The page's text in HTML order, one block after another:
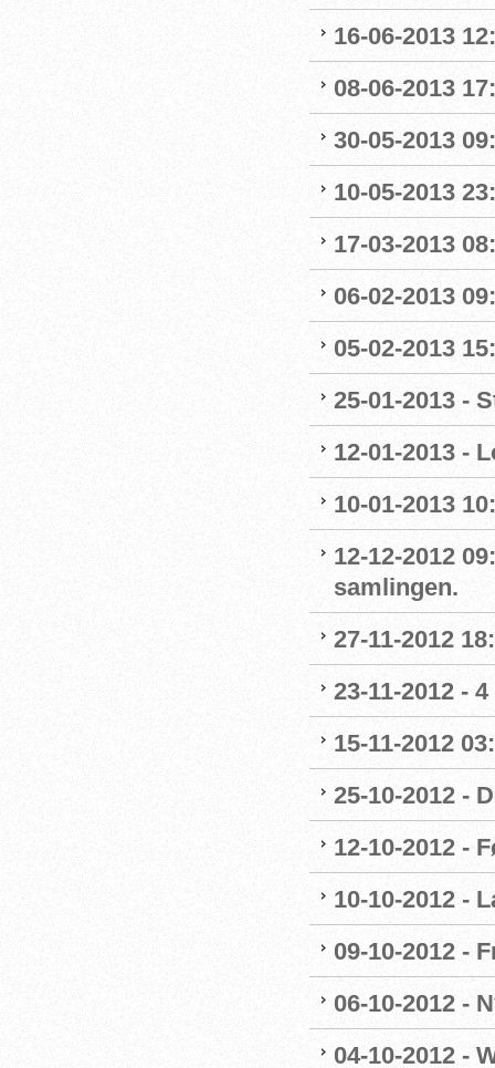
16-06-2013
08-06-2013
30-05-2013
10-05-2013
17-03-2013
06-02-2013
05-02-2013
25-01-2013 -
12-01-2013 -
10-01-2013
12-12-2012
samlingen.
27-11-2012
23-11-2012 -
15-11-2012
25-10-2012 -
12-10-2012 -
10-10-2012 -
09-10-2012 -
06-10-2012 -
04-10-2012 -